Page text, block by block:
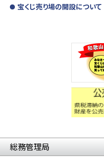
宝くじ売り場の開設について
総務管理局